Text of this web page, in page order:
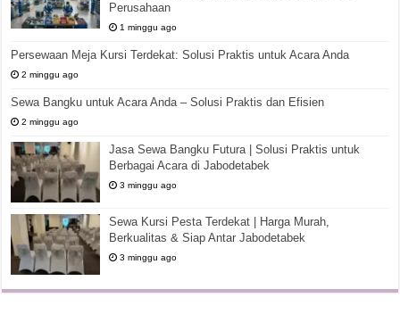
Perusahaan
1 minggu ago
Persewaan Meja Kursi Terdekat: Solusi Praktis untuk Acara Anda
2 minggu ago
Sewa Bangku untuk Acara Anda – Solusi Praktis dan Efisien
2 minggu ago
Jasa Sewa Bangku Futura | Solusi Praktis untuk
Berbagai Acara di Jabodetabek
3 minggu ago
Sewa Kursi Pesta Terdekat | Harga Murah,
Berkualitas & Siap Antar Jabodetabek
3 minggu ago